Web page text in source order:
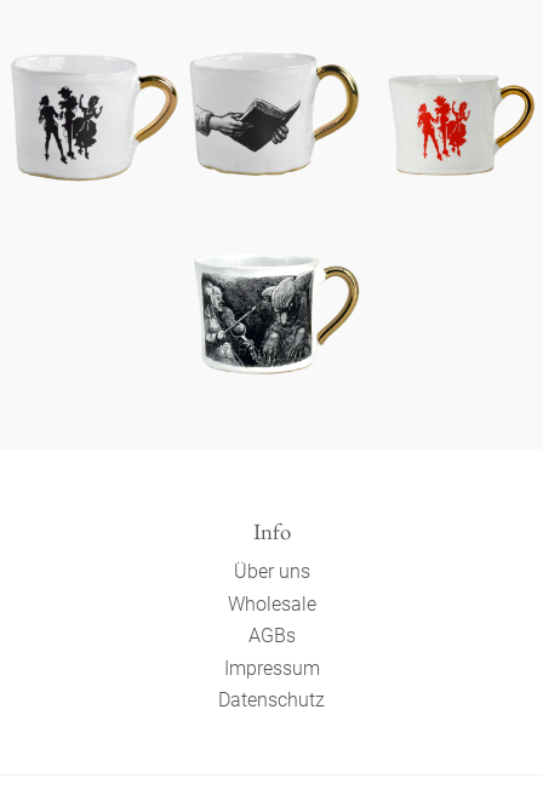
Info
Über uns
Wholesale
AGBs
Impressum
Datenschutz